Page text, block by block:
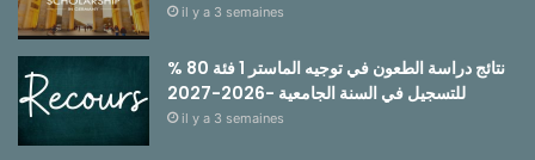
il y a 3 semaines
نتائج دراسة الطعون في توجيه الماستر 1 فئة 80 %
للتسجيل في السنة الجامعية -2026-2027
il y a 3 semaines